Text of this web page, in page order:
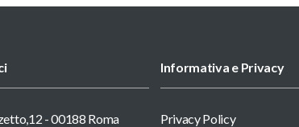
- 00188 Roma
Informativa e Privacy
Privacy Policy